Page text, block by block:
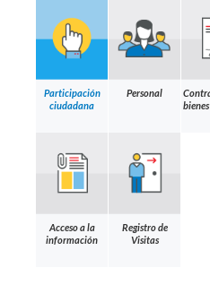
Participación
ciudadana
Personal
Acceso a la
información
Registro de
Visitas